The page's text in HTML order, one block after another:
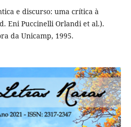
e discurso: uma crítica à
Eni Puccinelli Orlandi et al.).
da Unicamp, 1995.